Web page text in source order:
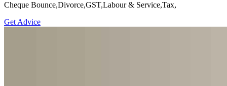
Cheque Bounce,Divorce,GST,Labour & Service,Tax,
Get Advice